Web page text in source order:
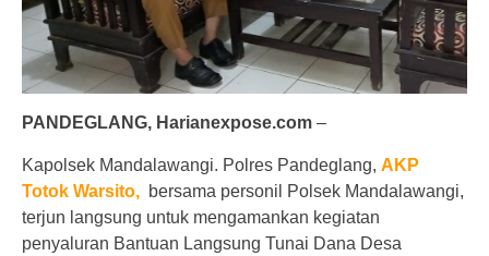
PANDEGLANG, Harianexpose.com –
Kapolsek Mandalawangi. Polres Pandeglang, AKP
Totok Warsito, bersama personil Polsek Mandalawangi,
terjun langsung untuk mengamankan kegiatan
penyaluran Bantuan Langsung Tunai Dana Desa